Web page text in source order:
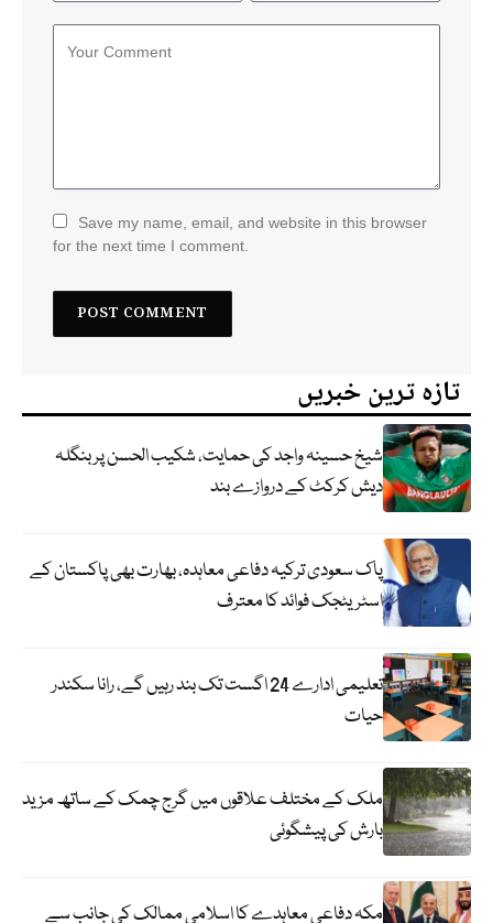
Save my name, email, and website in this browser
for the next time I comment.
تازہ ترین خبریں
شیخ حسینہ واجد کی حمایت، شکیب الحسن پر بنگلہ
دیش کرکٹ کے دروازے بند
پاک سعودی ترکیہ دفاعی معاہدہ، بھارت بھی پاکستان کے
اسٹریٹجک فوائد کا معترف
تعلیمی ادارے 24 اگست تک بند رہیں گے، رانا سکندر
حیات
ملک کے مختلف علاقوں میں گرج چمک کے ساتھ مزید
بارش کی پیشگوئی
مکہ دفاعی معاہدے کا اسلامی ممالک کی جانب سے